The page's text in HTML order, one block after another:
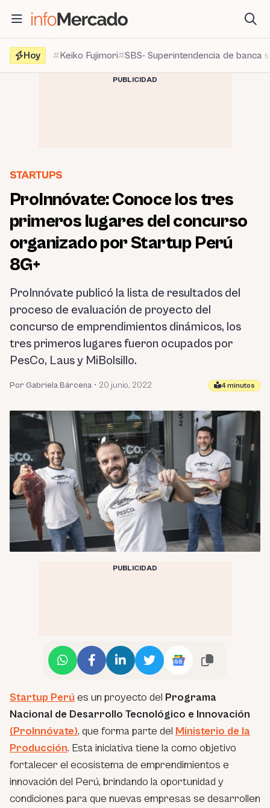
contenido
Hoy
Keiko Fujimori SBS- Superintendencia de banca
PUBLICIDAD
STARTUPS
ProInnóvate: Conoce los tres
primeros lugares del concurso
organizado por Startup Perú
8G+
ProInnóvate publicó la lista de resultados del
proceso de evaluación de proyecto del
concurso de emprendimientos dinámicos, los
tres primeros lugares fueron ocupados por
PesCo, Laus y MiBolsillo.
Por Gabriela Bárcena • 20 junio, 2022 4 minutos
PUBLICIDAD
Startup Perú es un proyecto del Programa
Nacional de Desarrollo Tecnológico e Innovación
(ProInnóvate), que forma parte del Ministerio de la
Producción. Esta iniciativa tiene la como objetivo
fortalecer el ecosistema de emprendimientos e
innovación del Perú, brindando la oportunidad y
condiciones para que nuevas empresas se desarrollen